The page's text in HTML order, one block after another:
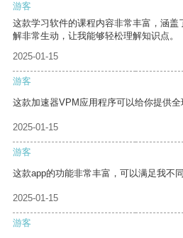
游客
这款学习软件的课程内容非常丰富，涵
解非常生动，让我能够轻松理解知识点。
2025-01-15
游客
这款加速器VPM应用程序可以给你提供全
2025-01-15
游客
这款app的功能非常丰富，可以满足我不
2025-01-15
游客